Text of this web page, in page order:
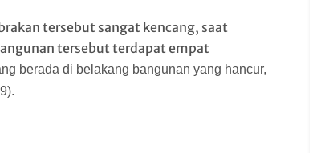
tersebut sangat kencang, saat
tersebut terdapat empat
berada di belakang bangunan yang hancur,